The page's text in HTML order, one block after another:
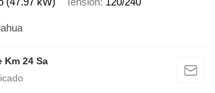
Km 24 Sa